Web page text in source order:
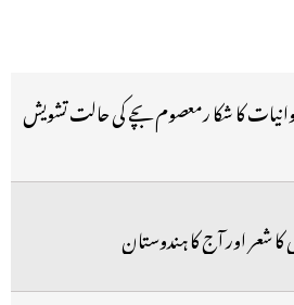
کا شکا رمعصوم بچے کی حالت تشویش
شعر اور آج کا ہندوستان